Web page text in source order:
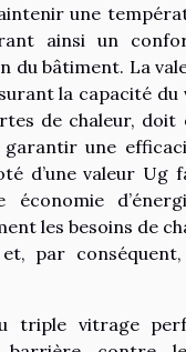
une
ainsi un
du bâtiment. La
la capacité du
de chaleur, doit
une
d’une valeur Ug
économie
les besoins de
par
triple vitrage